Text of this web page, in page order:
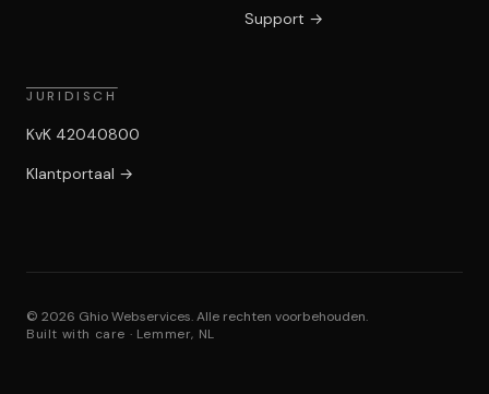
Support →
JURIDISCH
KvK 42040800
Klantportaal →
© 2026 Ghio Webservices.Alle rechten voorbehouden.
Built with care · Lemmer, NL